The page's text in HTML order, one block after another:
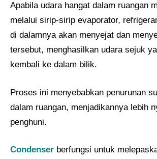
Apabila udara hangat dalam ruangan
melalui sirip-sirip evaporator,
di dalamnya akan menyejat dan
tersebut, menghasilkan udara sejuk
kembali ke dalam bilik.
Proses ini menyebabkan penurunan
dalam ruangan, menjadikannya lebih
penghuni.
Condenser berfungsi untuk